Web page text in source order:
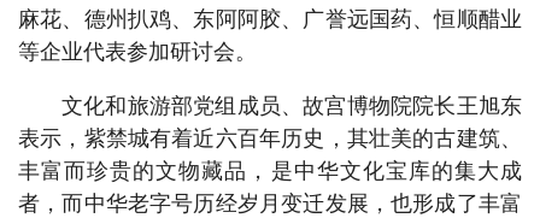
麻花、德州扒鸡、东阿阿胶、广誉远国药、恒顺醋业
等企业代表参加研讨会。
文化和旅游部党组成员、故宫博物院院长王旭东
表示，紫禁城有着近六百年历史，其壮美的古建筑、
丰富而珍贵的文物藏品，是中华文化宝库的集大成
者，而中华老字号历经岁月变迁发展，也形成了丰富